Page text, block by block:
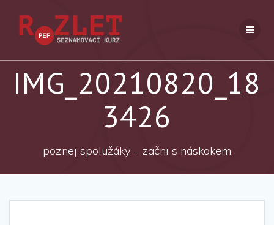
IMG_20210820_18
3426
poznej spolužáky - začni s náskokem